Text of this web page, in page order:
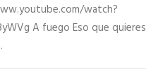
watch?
A fuego Eso que quieres